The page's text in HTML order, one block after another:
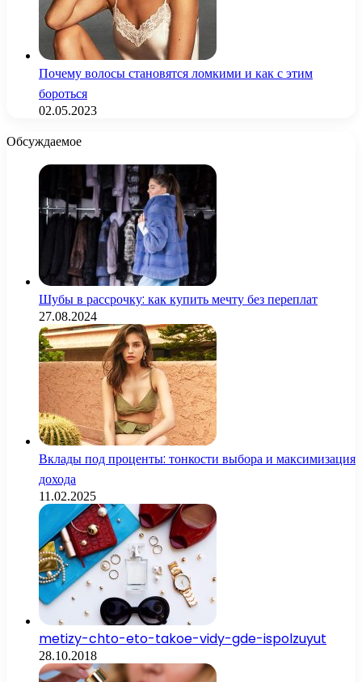
Почему волосы становятся ломкими и как с этим
бороться
02.05.2023
Обсуждаемое
Шубы в рассрочку: как купить мечту без переплат
27.08.2024
Вклады под проценты: тонкости выбора и максимизация
дохода
11.02.2025
metizy-chto-eto-takoe-vidy-gde-ispolzuyut
28.10.2018